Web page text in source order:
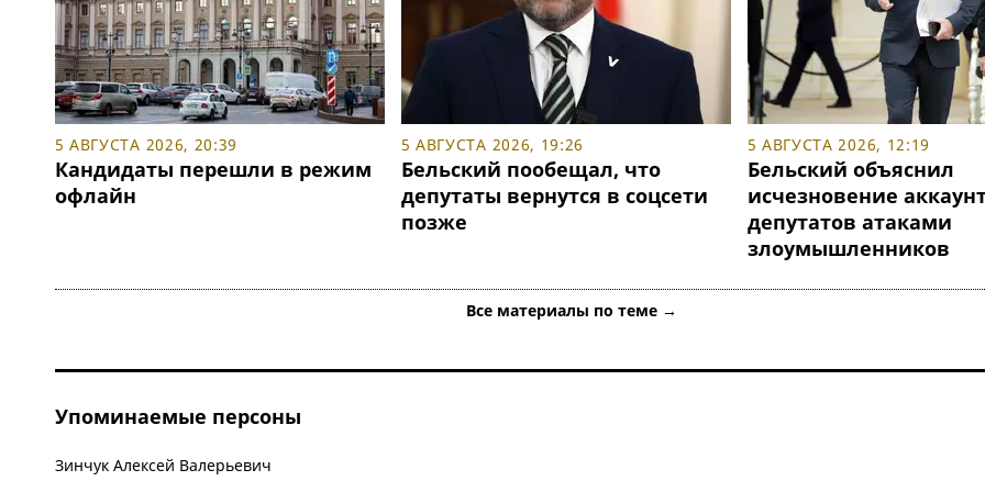
5 АВГУСТА 2026, 20:39
Кандидаты перешли в режим
офлайн
5 АВГУСТА 2026, 19:26
Бельский пообещал, что
депутаты вернутся в соцсети
позже
5 АВГУСТА 2026, 12:19
Бельский объяснил
исчезновение
депутатов атаками
злоумышленников
Все материалы по теме →
Упоминаемые персоны
Зинчук Алексей Валерьевич